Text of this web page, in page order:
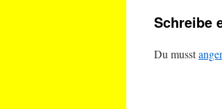
Schreibe
Du musst